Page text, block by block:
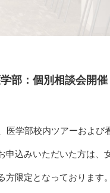
部：個別相談会開催
医学部校内ツアーおよび
込みいただいた方は、
限定となっております。